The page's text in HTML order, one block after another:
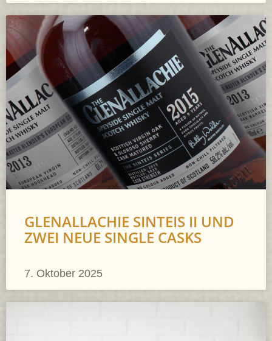
GLENALLACHIE SINTEIS II UND
ZWEI NEUE SINGLE CASKS
7. Oktober 2025